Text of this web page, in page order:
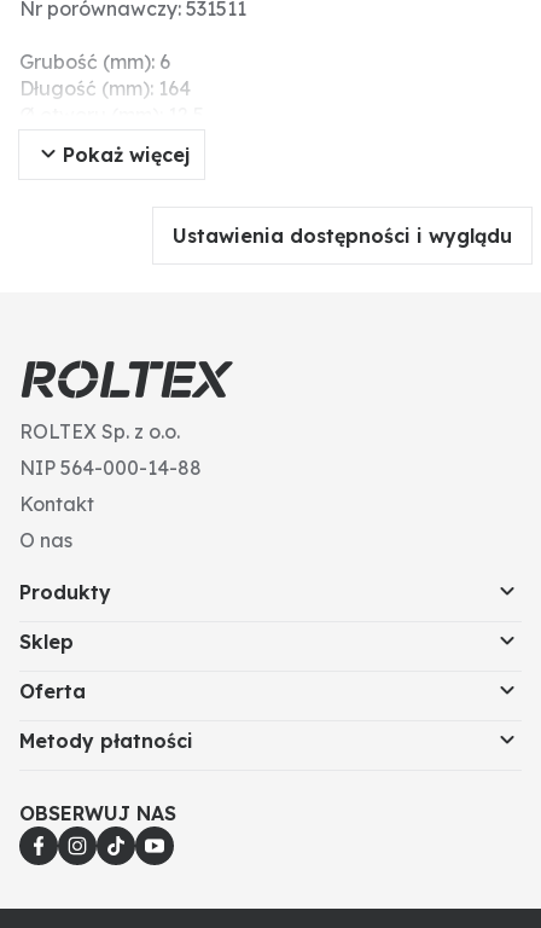
Nr porównawczy: 531511
Grubość (mm): 6
Długość (mm): 164
Wymiary montażowe (mm): 60
Szerokość robocza (mm): 164
Pokaż więcej
Ustawienia dostępności i wyglądu
ROLTEX Sp. z o.o.
NIP 564-000-14-88
Kontakt
O nas
Produkty
Sklep
Oferta
Metody płatności
OBSERWUJ NAS